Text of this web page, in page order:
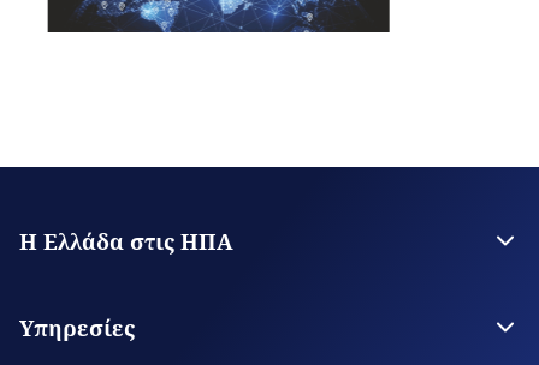
Η Ελλάδα στις ΗΠΑ
Γ.Π. Αγίου Φραγκίσκου
Γ.Π. Λος Άντζελες
Υπηρεσίες